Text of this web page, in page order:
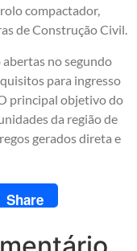
compactador,
de Construção Civil.
no segundo
para ingresso
principal objetivo do
da região de
gerados direta e
Share